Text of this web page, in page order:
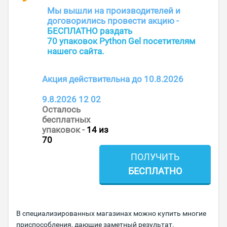
Мы вышли на производителей и
договорились провести акцию -
БЕСПЛАТНО раздать
70 упаковок Python Gel посетителям
нашего сайта.
Акция действительна до 10.8.2026
9.8.2026 12:02
Осталось
бесплатных
упаковок - 14 из
70
ПОЛУЧИТЬ
БЕСПЛАТНО
В специализированных магазинах можно купить многие
приспособления, дающие заметный результат.